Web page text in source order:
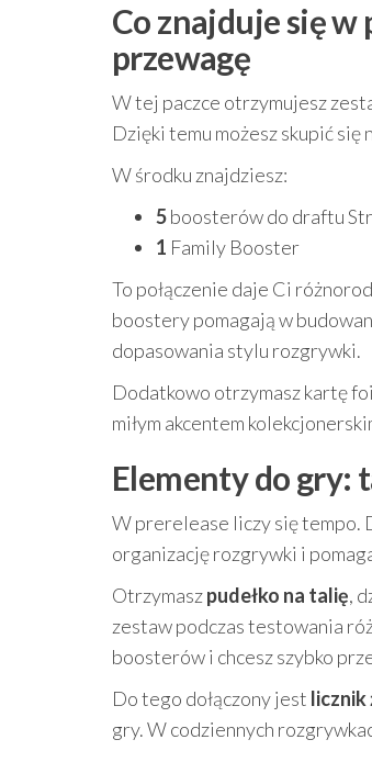
Co znajduje się w
przewagę
W tej paczce otrzymujesz
Dzięki temu możesz skupić
W środku znajdziesz:
5boosterów do draftu
1 Family Booster
To połączenie daje Ci
boostery pomagają w
dopasowania stylu rozgrywki.
Dodatkowo otrzymasz kartę
miłym akcentem
Elementy do gry:
W prerelease liczy się tempo.
organizację rozgrywki i
Otrzymaszpudełko na talię,
zestaw podczas testowania
boosterów i chcesz szybko
Do tego dołączony jest licznik
gry. W codziennych